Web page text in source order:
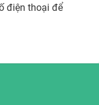
điện thoại để